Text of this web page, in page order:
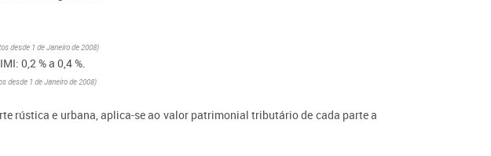
desde 1 de Janeiro de 2008)
0,2 % a 0,4 %.
desde 1 de Janeiro de 2008)
rústica e urbana, aplica-se ao valor patrimonial tributário de cada parte a